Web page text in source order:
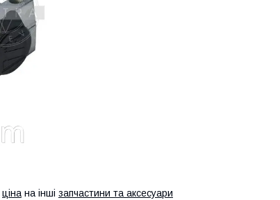
ціна на інші запчастини та аксесуари